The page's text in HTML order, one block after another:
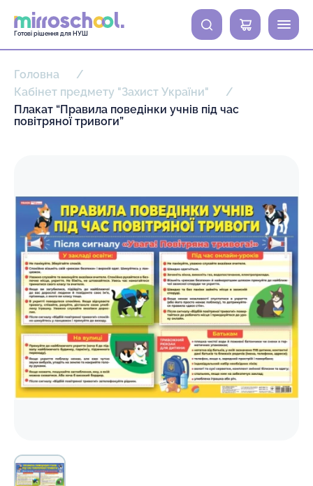
Готові рішення для НУШ
0
Головна
Кабінет предмету "Захист України"
Плакат “Правила поведінки учнів під час
повітряної тривоги”